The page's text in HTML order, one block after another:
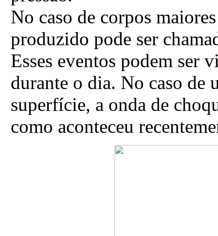
No caso de corpos
produzido pode ser
Esses eventos podem ser
durante o dia. No caso de
superfície, a onda de
como aconteceu